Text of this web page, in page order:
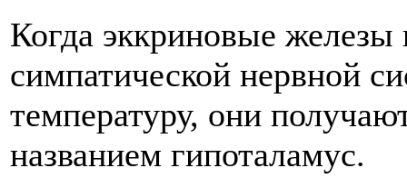
Когда эккриновые
симпатической нервной
температуру, они
названием гипоталамус.